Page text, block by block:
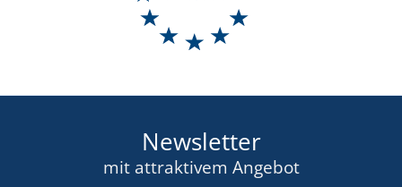
Newsletter
mit attraktivem Angebot